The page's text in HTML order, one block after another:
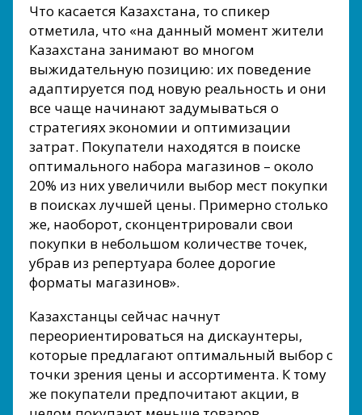
Что касается Казахстана, то спикер
отметила, что «на данный момент жители
Казахстана занимают во многом
выжидательную позицию: их поведение
адаптируется под новую реальность и они
все чаще начинают задумываться о
стратегиях экономии и оптимизации
затрат. Покупатели находятся в поиске
оптимального набора магазинов – около
20% из них увеличили выбор мест покупки
в поисках лучшей цены. Примерно столько
же, наоборот, сконцентрировали свои
покупки в небольшом количестве точек,
убрав из репертуара более дорогие
форматы магазинов».
Казахстанцы сейчас начнут
переориентироваться на дискаунтеры,
которые предлагают оптимальный выбор с
точки зрения цены и ассортимента. К тому
же покупатели предпочитают акции, в